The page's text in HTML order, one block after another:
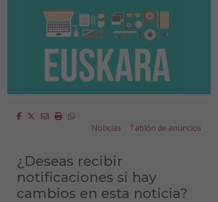
Facebook
Twitter
EmailImprimirWhatsapp
Noticias
Tablón de anuncios
¿Deseas recibir
notificaciones si hay
cambios en esta noticia?